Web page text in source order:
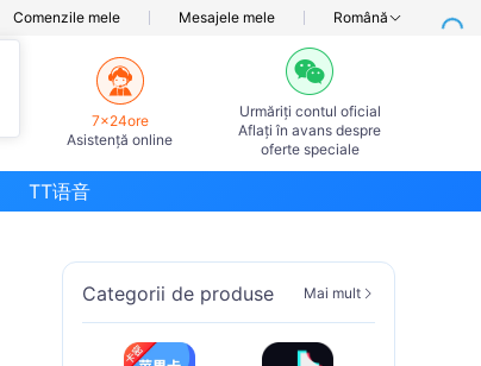
Comenzile mele Mesajele mele Română
7×24ore
Asistență online
Urmăriți contul oficial
Aflați în avans despre
oferte speciale
TT语音
Categorii de produse Mai mult